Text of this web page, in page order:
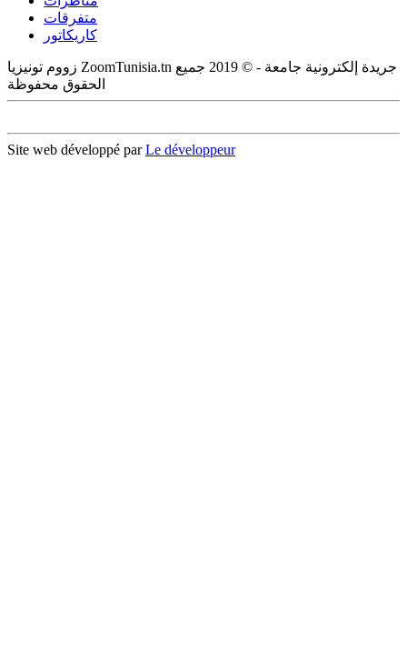
متفرقات
كاريكاتور
زووم تونيزيا ZoomTunisia.tn جريدة إلكترونية جامعة - © 2019 جميع
الحقوق محفوظة
Site web développé parLe développeur